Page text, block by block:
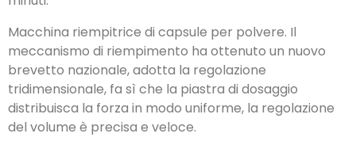
meccanismo di riempimento ha ottenuto un nuovo
brevetto nazionale, adotta la regolazione
tridimensionale, fa sì che la piastra di dosaggio
distribuisca la forza in modo uniforme, la regolazione
del volume è precisa e veloce.